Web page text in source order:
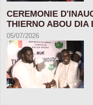
CEREMONIE
THIERNO ABOU DIA
05/07/2026